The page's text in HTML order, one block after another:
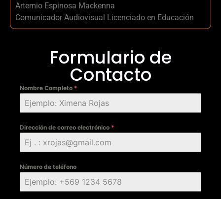
Artemio Espinosa Mackenna
Comunicador Audiovisual Licenciado en Educación
Formulario de
Contacto
Nombre Completo *
Dirección de correo electrónico *
Número de teléfono